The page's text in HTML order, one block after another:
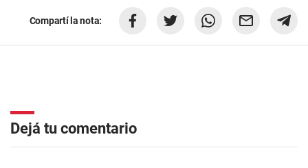
Compartí la nota:
Dejá tu comentario